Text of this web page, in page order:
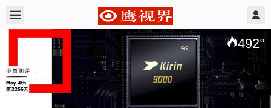
492°
鹰视界 @ 鹰视界 2021/5/06